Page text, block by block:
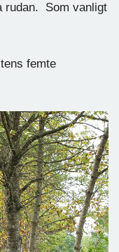
rudan. Som vanligt